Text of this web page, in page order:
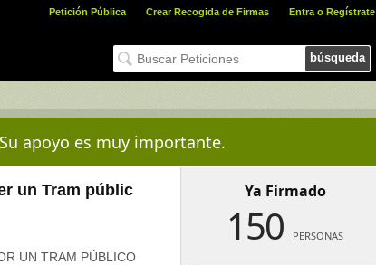
Petición Pública Crear Recogida de Firmas Entra o Regístrate
búsqueda
apoyo es muy importante.
un Tram públic
UN TRAM PÚBLICO
Ya Firmado
150 PERSONAS